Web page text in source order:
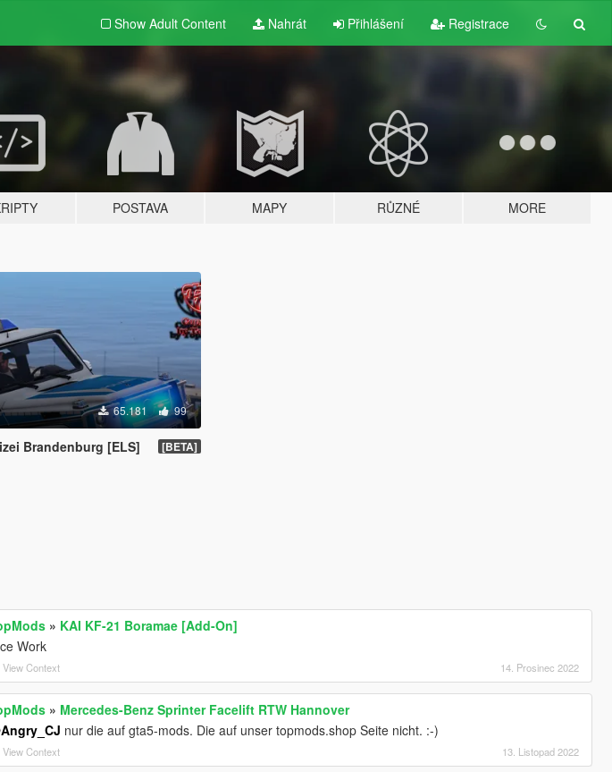
Show Adult Content Nahrát Přihlášení Registrace
POSTAVA MAPY RŮZNÉ MORE
65.181 99
Brandenburg [ELS] [BETA]
» KAI KF-21 Boramae [Add-On]
Work
View Context 14. Prosinec 2022
» Mercedes-Benz Sprinter Facelift RTW Hannover
nur die auf gta5-mods. Die auf unser topmods.shop Seite nicht. :-)
View Context 13. Listopad 2022